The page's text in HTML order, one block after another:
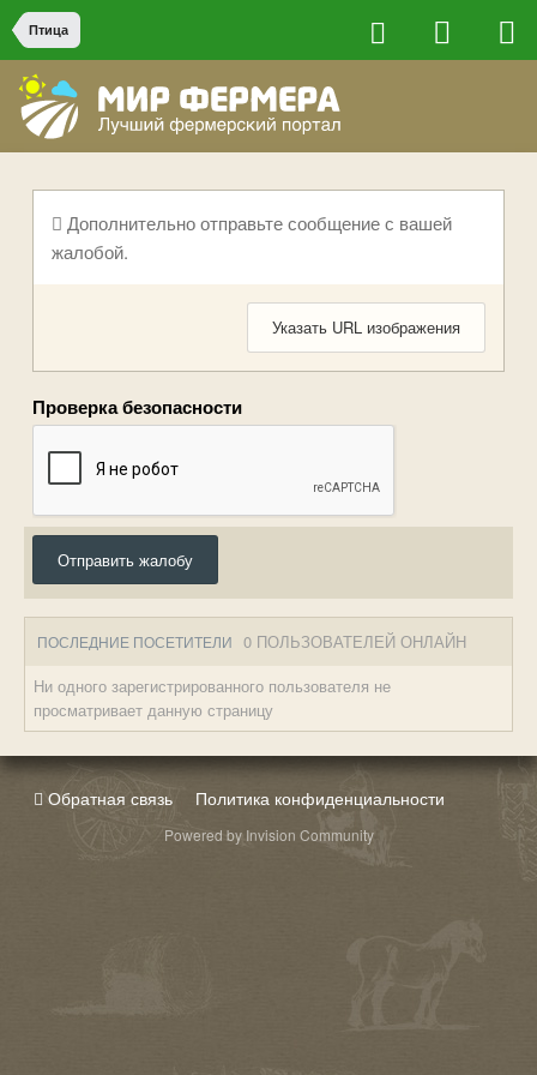
Птица
Дополнительно отправьте сообщение с вашей
жалобой.
Указать URL изображения
Проверка безопасности
Отправить жалобу
ПОСЛЕДНИЕ ПОСЕТИТЕЛИ 0 ПОЛЬЗОВАТЕЛЕЙ ОНЛАЙН
Ни одного зарегистрированного пользователя не
просматривает данную страницу
Обратная связь Политика конфиденциальности
Powered by Invision Community